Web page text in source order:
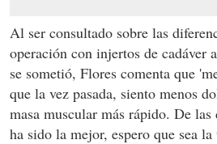
Al ser consultado sobre las
operación con injertos de cadáver
se sometió, Flores comenta que
que la vez pasada, siento menos
masa muscular más rápido. De las
ha sido la mejor, espero que sea